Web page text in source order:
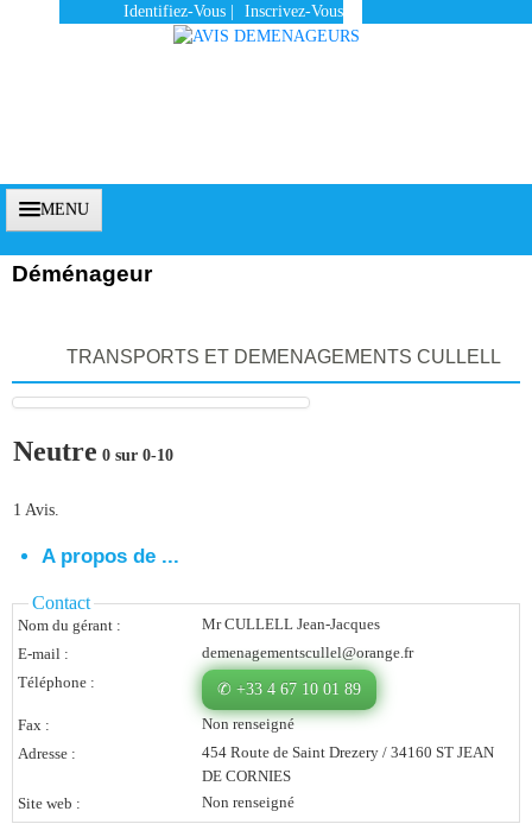
Identifiez-Vous Inscrivez-Vous
MENU
Vous Êtes Un Client
Qui Sommes-Nous ?
Pourquoi Nous Faire Confiance ?
Vous Êtes Une Société
Comment Ça Marche ?
Quels Bénéfices Pour Ma Société ?
Témoignages Adhérents
Comment S’inscrire ?
Donnez Votre Avis
Déménageur
TRANSPORTS ET DEMENAGEMENTS CULLELL
Neutre 0 sur 0-10
1 Avis.
A propos de ...
Contact
Nom du gérant :
Mr CULLELL Jean-Jacques
E-mail :
demenagementscullel@orange.fr
Téléphone :
✆ +33 4 67 10 01 89
Fax :
Non renseigné
Adresse :
454 Route de Saint Drezery / 34160 ST JEAN
DE CORNIES
Site web :
Non renseigné